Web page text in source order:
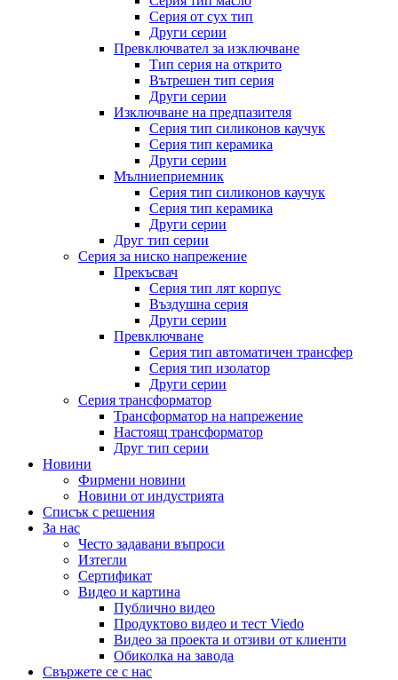
Серия от сух тип
Други серии
Превключвател за изключване
Тип серия на открито
Вътрешен тип серия
Други серии
Изключване на предпазителя
Серия тип силиконов каучук
Серия тип керамика
Други серии
Мълниеприемник
Серия тип силиконов каучук
Серия тип керамика
Други серии
Друг тип серии
Серия за ниско напрежение
Прекъсвач
Серия тип лят корпус
Въздушна серия
Други серии
Превключване
Серия тип автоматичен трансфер
Серия тип изолатор
Други серии
Серия трансформатор
Трансформатор на напрежение
Настоящ трансформатор
Друг тип серии
Новини
Фирмени новини
Новини от индустрията
Списък с решения
За нас
Често задавани въпроси
Изтегли
Сертификат
Видео и картина
Публично видео
Продуктово видео и тест Viedo
Видео за проекта и отзиви от клиенти
Обиколка на завода
Свържете се с нас